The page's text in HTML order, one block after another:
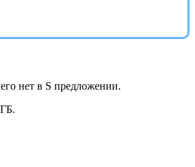
нет в S предложении.